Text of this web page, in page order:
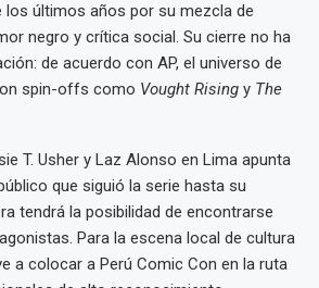
últimos años por su mezcla de
negro y crítica social. Su cierre no ha
de acuerdo con AP, el universo de
spin-offs como Vought Rising y The
T. Usher y Laz Alonso en Lima apunta
que siguió la serie hasta su
tendrá la posibilidad de encontrarse
Para la escena local de cultura
a colocar a Perú Comic Con en la ruta